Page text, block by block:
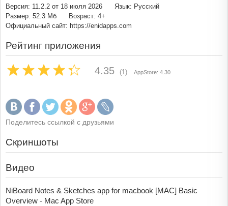
Версия: 11.2.2 от 18 июля 2026
Язык: Русский
Размер: 52.3 Мб
Возраст: 4+
Официальный сайт: https://enidapps.com
Рейтинг приложения
4.35 (1) AppStore: 4.30
Поделитесь ссылкой с друзьями
Скриншоты
Видео
NiBoard Notes & Sketches app for macbook [MAC] Basic
Overview - Mac App Store